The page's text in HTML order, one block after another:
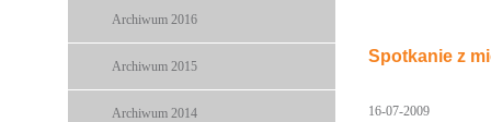
Archiwum 2016
Archiwum 2015
Archiwum 2014
Spotkanie z
16-07-2009